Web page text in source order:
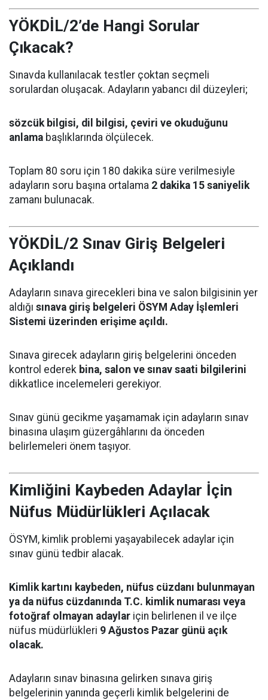
YÖKDİL/2’de Hangi Sorular
Çıkacak?
Sınavda kullanılacak testler çoktan seçmeli
sorulardan oluşacak. Adayların yabancı dil düzeyleri;
sözcük bilgisi, dil bilgisi, çeviri ve okuduğunu
anlama başlıklarında ölçülecek.
Toplam 80 soru için 180 dakika süre verilmesiyle
adayların soru başına ortalama 2 dakika 15 saniyelik
zamanı bulunacak.
YÖKDİL/2 Sınav Giriş Belgeleri
Açıklandı
Adayların sınava girecekleri bina ve salon bilgisinin yer
aldığı sınava giriş belgeleri ÖSYM Aday İşlemleri
Sistemi üzerinden erişime açıldı.
Sınava girecek adayların giriş belgelerini önceden
kontrol ederek bina, salon ve sınav saati bilgilerini
dikkatlice incelemeleri gerekiyor.
Sınav günü gecikme yaşamamak için adayların sınav
binasına ulaşım güzergâhlarını da önceden
belirlemeleri önem taşıyor.
Kimliğini Kaybeden Adaylar İçin
Nüfus Müdürlükleri Açılacak
ÖSYM, kimlik problemi yaşayabilecek adaylar için
sınav günü tedbir alacak.
Kimlik kartını kaybeden, nüfus cüzdanı bulunmayan
ya da nüfus cüzdanında T.C. kimlik numarası veya
fotoğraf olmayan adaylar için belirlenen il ve ilçe
nüfus müdürlükleri 9 Ağustos Pazar günü açık
olacak.
Adayların sınav binasına gelirken sınava giriş
belgelerinin yanında geçerli kimlik belgelerini de